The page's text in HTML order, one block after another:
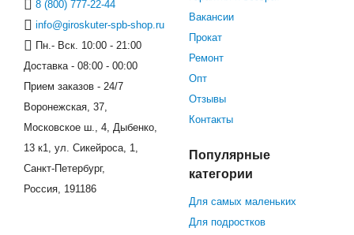
8 (800) 777-22-44
info@giroskuter-spb-shop.ru
Пн.- Вск. 10:00 - 21:00
Доставка - 08:00 - 00:00
Прием заказов - 24/7
Воронежская, 37,
Московское ш., 4, Дыбенко,
13 к1, ул. Сикейроса, 1,
Санкт-Петербург,
Россия, 191186
Вакансии
Прокат
Ремонт
Опт
Отзывы
Контакты
Популярные
категории
Для самых маленьких
Для подростков